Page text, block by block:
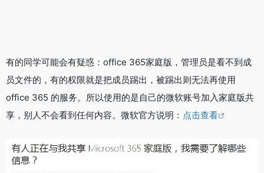
有的同学可能会有疑惑：office 365家庭版，管理员是看不到成
员文件的，有的权限就是把成员踢出，被踢出则无法再使用
office 365 的服务。所以使用的是自己的微软账号加入家庭版共
享，别人不会看到任何内容。微软官方说明： 点击查看